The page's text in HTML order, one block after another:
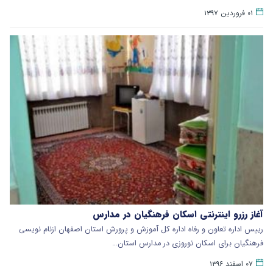
۰۱ فروردین ۱۳۹۷
آغاز رزرو اینترنتی اسکان فرهنگیان در مدارس
رییس اداره تعاون و رفاه اداره کل آموزش و پرورش استان اصفهان ازنام نویسی
فرهنگیان برای اسکان نوروزی در مدارس استان…
۰۷ اسفند ۱۳۹۶